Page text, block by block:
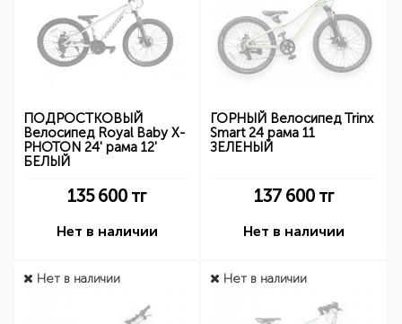
ПОДРОСТКОВЫЙ
Велосипед Royal Baby X-
PHOTON 24' рама 12'
БЕЛЫЙ
135 600 тг
Нет в наличии
ГОРНЫЙ Велосипед Trinx
Smart 24 рама 11
ЗЕЛЕНЫЙ
137 600тг
Нет в наличии
Нет в наличии Нет в наличии